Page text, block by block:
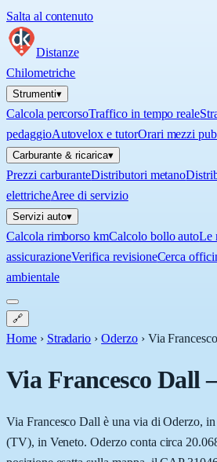
Salta al contenuto
Distanze
Chilometriche
Strumenti▾
Calcola percorsoTraffico in tempo reale
pedaggioAutovelox e tutorOrari mezzi
Carburante & ricarica▾
Prezzi carburanteDistributori metano
elettricheAree di servizio
Servizi auto▾
Calcola rimborso kmCalcolo bollo autoLe
assicurazioneVerifica revisioneCerca
ambientale
🔗
Home › Stradario › Oderzo › Via
Via Francesco Dall
Via Francesco Dall è una via di Oderzo,
(TV), in Veneto. Oderzo conta circa